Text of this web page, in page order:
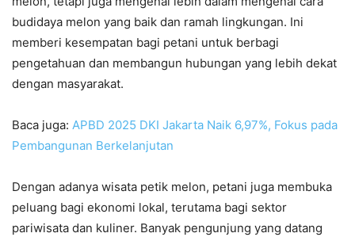
budidaya melon yang baik dan ramah lingkungan. Ini
memberi kesempatan bagi petani untuk berbagi
pengetahuan dan membangun hubungan yang lebih dekat
dengan masyarakat.
Baca juga: APBD 2025 DKI Jakarta Naik 6,97%, Fokus pada
Pembangunan Berkelanjutan
Dengan adanya wisata petik melon, petani juga membuka
peluang bagi ekonomi lokal, terutama bagi sektor
pariwisata dan kuliner. Banyak pengunjung yang datang